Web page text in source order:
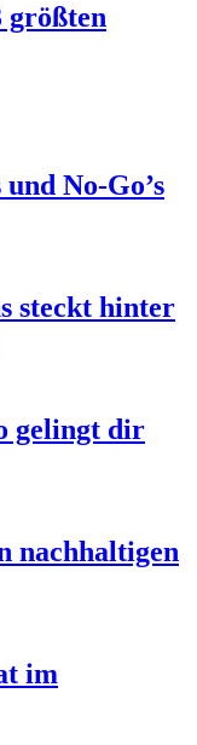
größten
No-Go’s
steckt hinter
gelingt dir
nachhaltigen
im